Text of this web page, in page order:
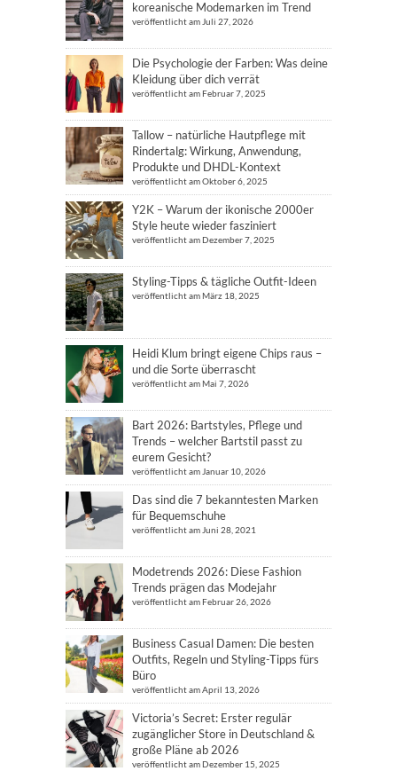
koreanische Modemarken im Trend
veröffentlicht am Juli 27, 2026
Die Psychologie der Farben: Was deine
Kleidung über dich verrät
veröffentlicht am Februar 7, 2025
Tallow – natürliche Hautpflege mit
Rindertalg: Wirkung, Anwendung,
Produkte und DHDL-Kontext
veröffentlicht am Oktober 6, 2025
Y2K – Warum der ikonische 2000er
Style heute wieder fasziniert
veröffentlicht am Dezember 7, 2025
Styling-Tipps & tägliche Outfit-Ideen
veröffentlicht am März 18, 2025
Heidi Klum bringt eigene Chips raus –
und die Sorte überrascht
veröffentlicht am Mai 7, 2026
Bart 2026: Bartstyles, Pflege und
Trends – welcher Bartstil passt zu
eurem Gesicht?
veröffentlicht am Januar 10, 2026
Das sind die 7 bekanntesten Marken
für Bequemschuhe
veröffentlicht am Juni 28, 2021
Modetrends 2026: Diese Fashion
Trends prägen das Modejahr
veröffentlicht am Februar 26, 2026
Business Casual Damen: Die besten
Outfits, Regeln und Styling-Tipps fürs
Büro
veröffentlicht am April 13, 2026
Victoria’s Secret: Erster regulär
zugänglicher Store in Deutschland &
große Pläne ab 2026
veröffentlicht am Dezember 15, 2025